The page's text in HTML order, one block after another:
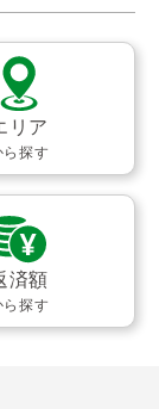
リア
ら探す
済額
ら探す